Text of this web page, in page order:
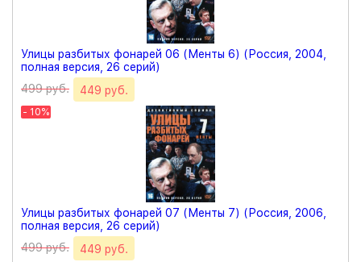
Улицы разбитых фонарей 06 (Менты 6) (Россия, 2004,
полная версия, 26 серий)
499 руб.
449 руб.
- 10%
Улицы разбитых фонарей 07 (Менты 7) (Россия, 2006,
полная версия, 26 серий)
499 руб.
449 руб.